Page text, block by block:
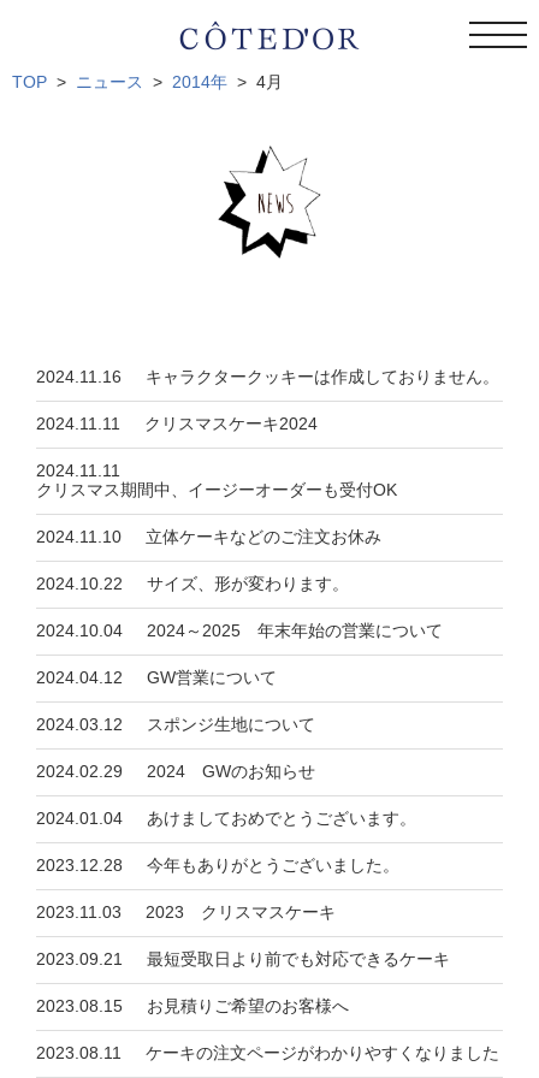
TOP ニュース 2014年 4月
2024.11.16 キャラクタークッキーは作成しておりません。
2024.11.11 クリスマスケーキ2024
2024.11.11
クリスマス期間中、イージーオーダーも受付OK
2024.11.10 立体ケーキなどのご注文お休み
2024.10.22 サイズ、形が変わります。
2024.10.04 2024～2025 年末年始の営業について
2024.04.12 GW営業について
2024.03.12 スポンジ生地について
2024.02.29 2024 GWのお知らせ
2024.01.04 あけましておめでとうございます。
2023.12.28 今年もありがとうございました。
2023.11.03 2023 クリスマスケーキ
2023.09.21 最短受取日より前でも対応できるケーキ
2023.08.15 お見積りご希望のお客様へ
2023.08.11 ケーキの注文ページがわかりやすくなりました